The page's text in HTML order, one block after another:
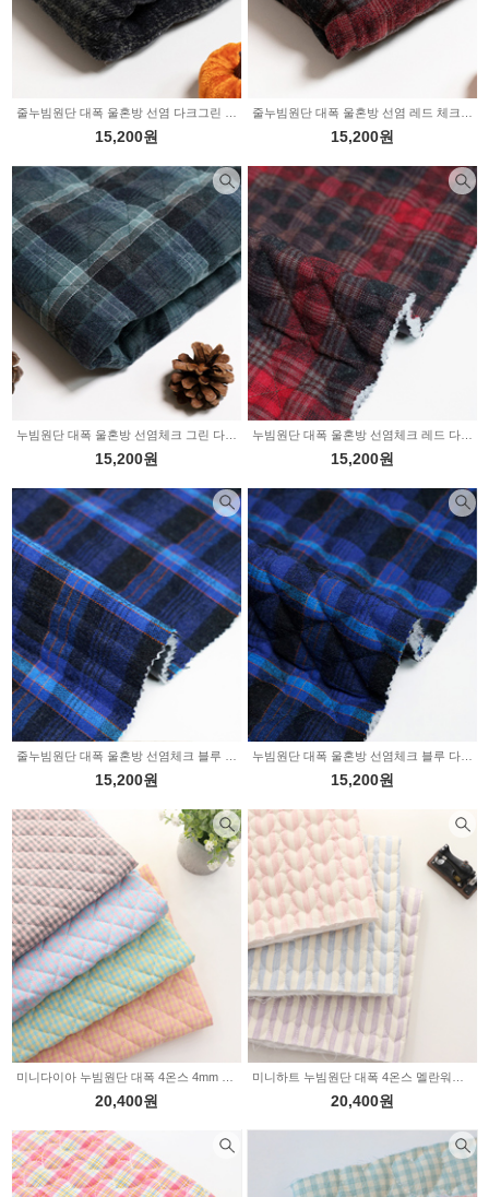
줄누빔원단 대폭 울혼방 선염 다크그린 체크 JT-112
15,200원
줄누빔원단 대폭 울혼방 선염 레드 체크 JT-111
15,200원
15,200원 15,200원
15,200원 15,200원
20,400원 20,400원